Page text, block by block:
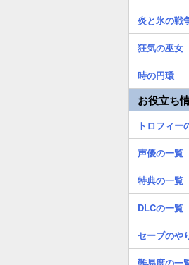
炎と氷の戦
狂気の巫女
時の円環
お役立ち
トロフィー
声優の一覧
特典の一覧
DLCの一覧
セーブのや